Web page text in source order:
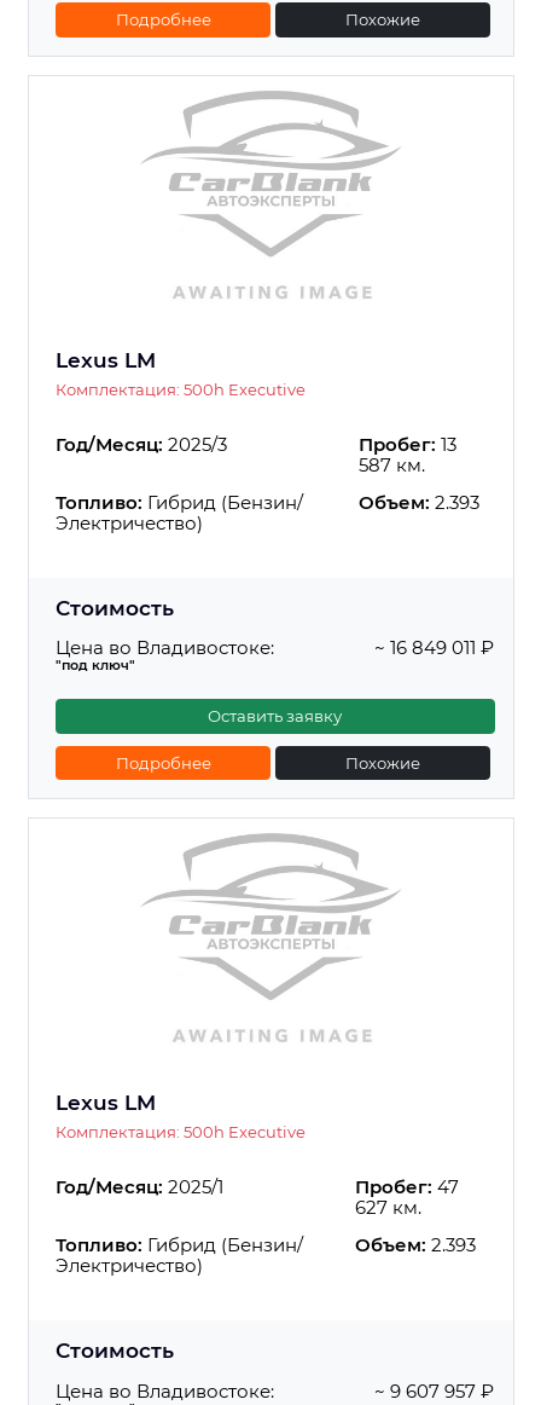
Подробнее Похожие
Lexus LM
Комплектация: 500h Executive
Год/Месяц: 2025/3 Пробег: 13
587 км.
Топливо: Гибрид (Бензин/
Электричество)
Объем: 2.393
Стоимость
Цена во Владивостоке:
"под ключ"
~ 16 849 011 ₽
Оставить заявку
Подробнее Похожие
Lexus LM
Комплектация: 500h Executive
Год/Месяц: 2025/1 Пробег: 47
627 км.
Топливо: Гибрид (Бензин/
Электричество)
Объем: 2.393
Стоимость
Цена во Владивостоке: ~ 9 607 957 ₽